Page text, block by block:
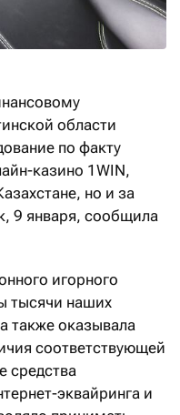
области
по факту
казино 1WIN,
но и за
9 января, сообщила
игорного
тысячи наших
также оказывала
соответствующей
средства
эквайринга и